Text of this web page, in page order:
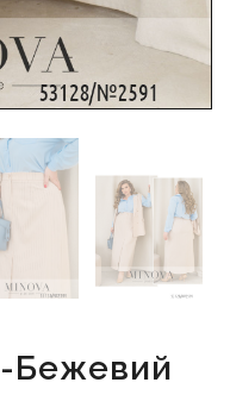
Бежевий